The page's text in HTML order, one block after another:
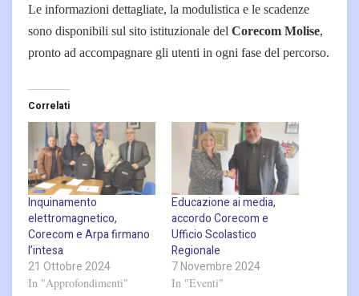
Le informazioni dettagliate, la modulistica e le scadenze
sono disponibili sul sito istituzionale del Corecom Molise,
pronto ad accompagnare gli utenti in ogni fase del percorso.
Correlati
Inquinamento
elettromagnetico,
Corecom e Arpa firmano
l’intesa
21 Ottobre 2024
In "Approfondimenti"
Educazione ai media,
accordo Corecom e
Ufficio Scolastico
Regionale
7 Novembre 2024
In "Eventi"